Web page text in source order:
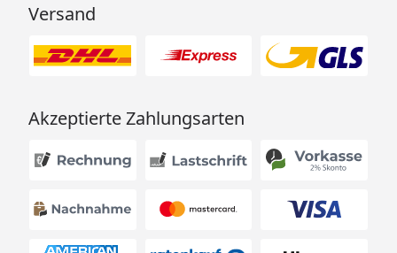
Versand
Akzeptierte Zahlungsarten